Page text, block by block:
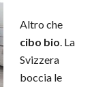
Altro che
cibo bio . La
Svizzera
boccia le